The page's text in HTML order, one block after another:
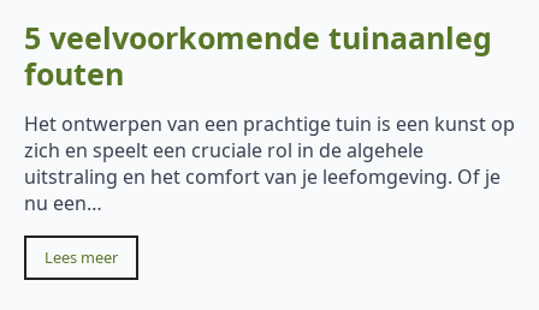
5 veelvoorkomende tuinaanleg
fouten
Het ontwerpen van een prachtige tuin is een kunst op
zich en speelt een cruciale rol in de algehele
uitstraling en het comfort van je leefomgeving. Of je
nu een…
Lees meer